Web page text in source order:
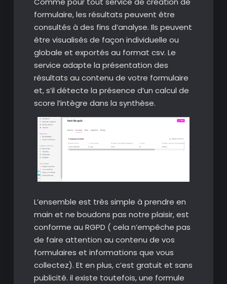
formulaire, les résultats peuvent être
consultés à des fins d’analyse. Ils peuvent
être visualisés de façon individuelle ou
globale et exportés au format csv. Le
service adapte la présentation des
résultats au contenu de votre formulaire
et, s’il détecte la présence d’un calcul de
score l’intègre dans la synthèse.
L’ensemble est très simple à prendre en
main et ne boudons pas notre plaisir, est
conforme au RGPD ( cela n’empêche pas
de faire attention au contenu de vos
formulaires et informations que vous
collectez). Et en plus, c’est gratuit et sans
publicité. il existe toutefois, une formule